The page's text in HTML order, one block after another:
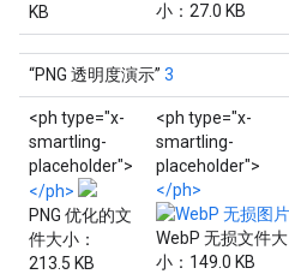
KB
小：27.0 KB
“PNG 透明度演示” 3
<ph type="x-
smartling-
placeholder">
</ph>
PNG 优化的文
件大小：
213.5 KB
<ph type="x-
smartling-
placeholder">
</ph>
WebP 无损文件大
小：149.0 KB